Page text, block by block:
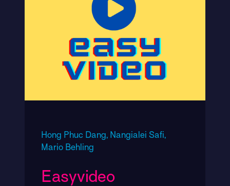
Hong Phuc Dang, Nangialei Safi,
Mario Behling
Easyvideo